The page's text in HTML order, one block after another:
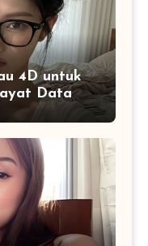
4D untuk
Data